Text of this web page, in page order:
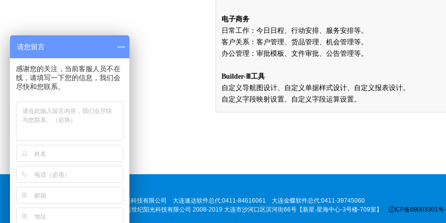
电子商务
日常工作：今日日程、行动安排、服务安排等。
客户关系：客户管理、货品管理、机会管理等。
办公管理：审批模板、文件审批、公告管理等。
Builder-Ⅲ工具
自定义导航图设计、自定义单据样式设计、自定义报表设计。
自定义字段映射设置、自定义字段运算设置。
大连世纪阳光科技有限公司 大连速达软件总代:0411-84616061 大连金蝶软件总代:0411-39745060
Cpyright 大连世纪阳光科技有限公司 2008-2019 大连市沙河口区滨河街66号【新星·星海中心-3号楼-709室】 辽ICP备09003301号
请您留言
感谢您的关注，当前客服人员不在
线，请填写一下您的信息，我们会
尽快和您联系。